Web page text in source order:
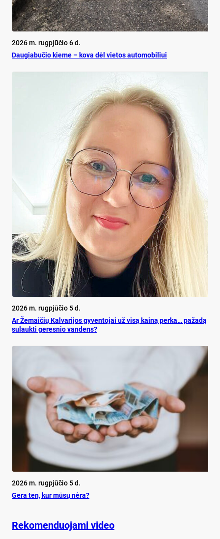
2026 m. rugpjūčio 6 d.
Dau­gia­bu­čio kie­me – ko­va dėl vie­tos au­to­mo­bi­liui
2026 m. rugpjūčio 5 d.
Ar Že­mai­čių Kal­va­ri­jos gy­ven­to­jai už vi­są kai­ną per­ka… pa­ža­dą
su­lauk­ti ge­res­nio van­dens?
2026 m. rugpjūčio 5 d.
Ge­ra ten, kur mū­sų nė­ra?
Rekomenduojami video